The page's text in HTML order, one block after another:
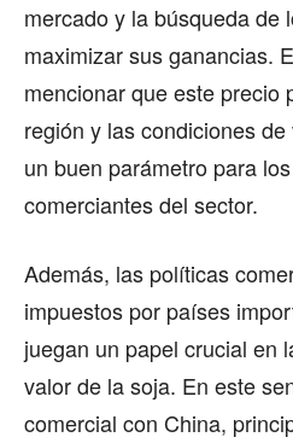
mercado y la búsqueda de
maximizar sus ganancias.
mencionar que este precio
región y las condiciones
un buen parámetro para
comerciantes del sector.
Además, las políticas
impuestos por países
juegan un papel crucial en
valor de la soja. En este
comercial con China,